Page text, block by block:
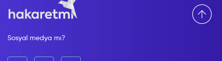
Sosyal medya mı?